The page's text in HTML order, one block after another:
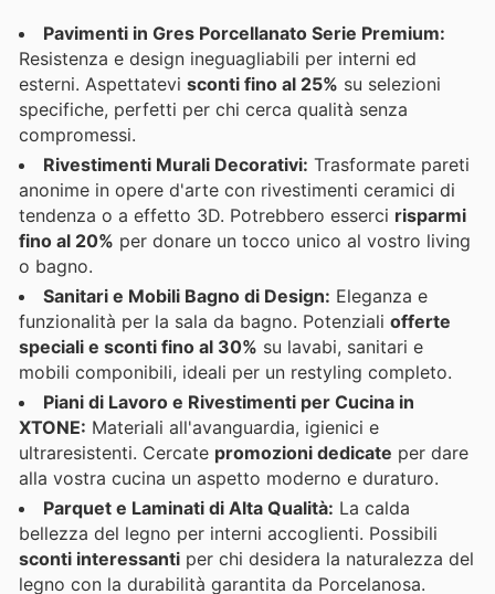
Pavimenti in Gres Porcellanato Serie Premium:
Resistenza e design ineguagliabili per interni ed
esterni. Aspettatevi sconti fino al 25% su selezioni
specifiche, perfetti per chi cerca qualità senza
compromessi.
Rivestimenti Murali Decorativi: Trasformate pareti
anonime in opere d'arte con rivestimenti ceramici di
tendenza o a effetto 3D. Potrebbero esserci risparmi
fino al 20% per donare un tocco unico al vostro living
o bagno.
Sanitari e Mobili Bagno di Design: Eleganza e
funzionalità per la sala da bagno. Potenziali offerte
speciali e sconti fino al 30% su lavabi, sanitari e
mobili componibili, ideali per un restyling completo.
Piani di Lavoro e Rivestimenti per Cucina in
XTONE: Materiali all'avanguardia, igienici e
ultraresistenti. Cercate promozioni dedicate per dare
alla vostra cucina un aspetto moderno e duraturo.
Parquet e Laminati di Alta Qualità: La calda
bellezza del legno per interni accoglienti. Possibili
sconti interessanti per chi desidera la naturalezza del
legno con la durabilità garantita da Porcelanosa.